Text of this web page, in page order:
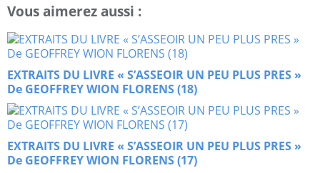
Vous aimerez aussi :
EXTRAITS DU LIVRE « S’ASSEOIR UN PEU PLUS PRES »
De GEOFFREY WION FLORENS (18)
EXTRAITS DU LIVRE « S’ASSEOIR UN PEU PLUS PRES »
De GEOFFREY WION FLORENS (17)